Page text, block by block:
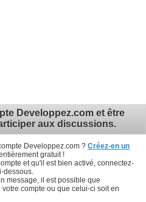
Developpez.com et être
aux discussions.
Developpez.com ? Créez-en un
entièrement gratuit !
et qu'il est bien activé, connectez-
dessous.
message, il est possible que
compte ou que celui-ci soit en